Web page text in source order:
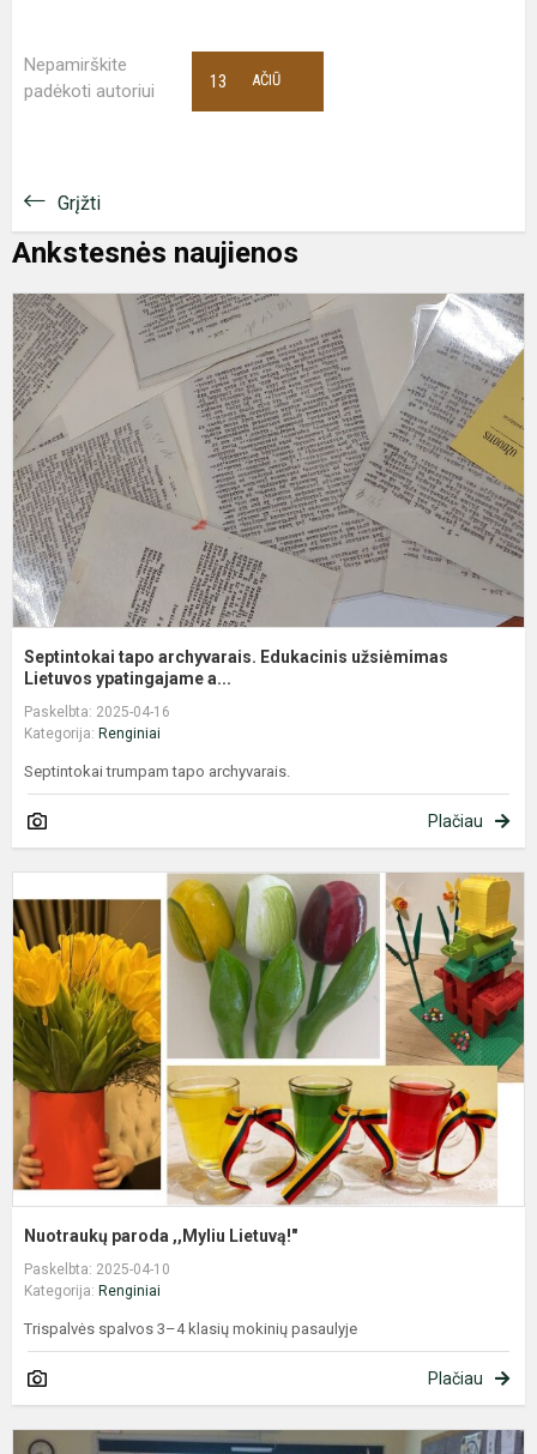
Nepamirškite
padėkoti autoriui
AČIŪ
13
Grįžti
Ankstesnės naujienos
Septintokai tapo archyvarais. Edukacinis užsiėmimas
Lietuvos ypatingajame a...
Paskelbta: 2025-04-16
Kategorija: Renginiai
Septintokai trumpam tapo archyvarais.
Plačiau
Nuotraukų paroda ,,Myliu Lietuvą!"
Paskelbta: 2025-04-10
Kategorija: Renginiai
Trispalvės spalvos 3–4 klasių mokinių pasaulyje
Plačiau